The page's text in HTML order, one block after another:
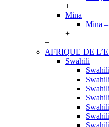
+
Mina
Mina
+
+
AFRIQUE DE
Swahili